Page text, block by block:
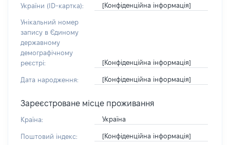
України (ID-картка):
[Конфіденційна інформація]
Унікальний номер
запису в Єдиному
державному
демографічному
реєстрі:
[Конфіденційна інформація]
Дата народження: [Конфіденційна інформація]
Зареєстроване місце проживання
Країна: Україна
Поштовий індекс: [Конфіденційна інформація]